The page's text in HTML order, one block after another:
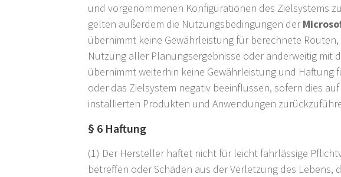
und vorgenommenen Konfigurationen des Zielsystems
gelten außerdem die Nutzungsbedingungen der
übernimmt keine Gewährleistung für berechnete
Nutzung aller Planungsergebnisse oder anderweitig mit
übernimmt weiterhin keine Gewährleistung und Haftung
oder das Zielsystem negativ beeinflussen, sofern dies
installierten Produkten und Anwendungen
§ 6 Haftung
(1) Der Hersteller haftet nicht für leicht fahrlässige
betreffen oder Schäden aus der Verletzung des